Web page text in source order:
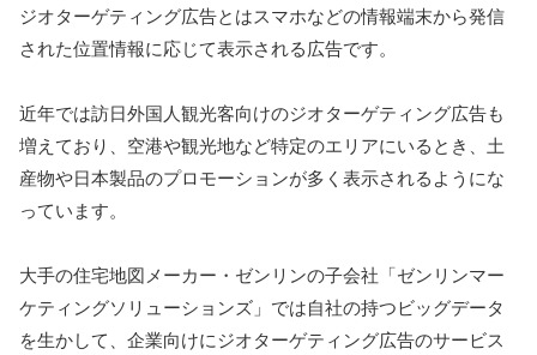
ジオターゲティング広告とはスマホなどの情報端末から発信
された位置情報に応じて表示される広告です。
近年では訪日外国人観光客向けのジオターゲティング広告も
増えており、空港や観光地など特定のエリアにいるとき、土
産物や日本製品のプロモーションが多く表示されるようにな
っています。
大手の住宅地図メーカー・ゼンリンの子会社「ゼンリンマー
ケティングソリューションズ」では自社の持つビッグデータ
を生かして、企業向けにジオターゲティング広告のサービス